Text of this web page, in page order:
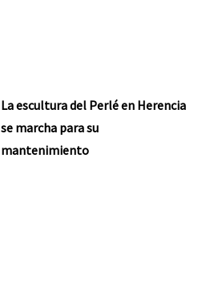
La escultura del Perlé en Herencia
se marcha para su
mantenimiento